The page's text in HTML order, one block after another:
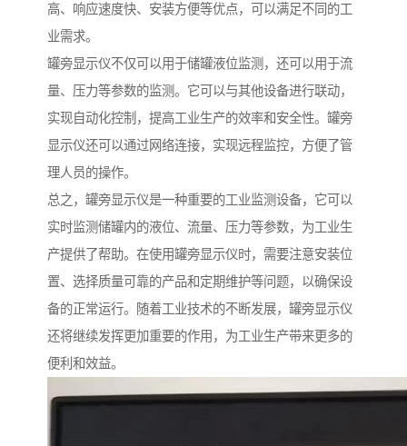
高、响应速度快、安装方便等优点，可以满足不同的工
业需求。
罐旁显示仪不仅可以用于储罐液位监测，还可以用于流
量、压力等参数的监测。它可以与其他设备进行联动，
实现自动化控制，提高工业生产的效率和安全性。罐旁
显示仪还可以通过网络连接，实现远程监控，方便了管
理人员的操作。
总之，罐旁显示仪是一种重要的工业监测设备，它可以
实时监测储罐内的液位、流量、压力等参数，为工业生
产提供了帮助。在使用罐旁显示仪时，需要注意安装位
置、选择质量可靠的产品和定期维护等问题，以确保设
备的正常运行。随着工业技术的不断发展，罐旁显示仪
还将继续发挥更加重要的作用，为工业生产带来更多的
便利和效益。